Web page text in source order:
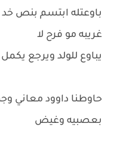
باوعتله ابتسم بنص خد
غريبه مو فرح لا
يباوع للولد ويرجع
حاوطنا داوود معاني
بعصبيه وغيض